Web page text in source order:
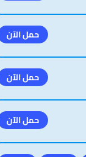
حمل الآن
حمل الآن
حمل الآن